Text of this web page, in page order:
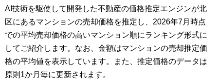
AI技術を駆使して開発した不動産の価格推定エンジンが北
区にあるマンションの売却価格を推定し、2026年7月時点
での平均売却価格の高いマンション順にランキング形式に
してご紹介します。なお、金額はマンションの売却推定価
格の平均値を表示しています。また、推定価格のデータは
原則1か月毎に更新されます。